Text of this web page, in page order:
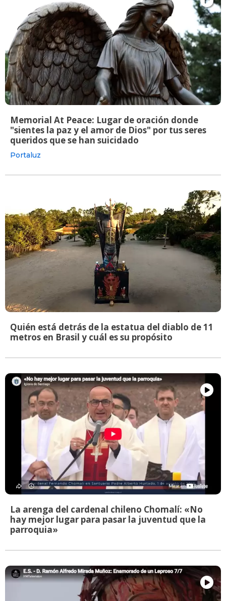
Memorial At Peace: Lugar de oración donde
"sientes la paz y el amor de Dios" por tus seres
queridos que se han suicidado
Portaluz
Quién está detrás de la estatua del diablo de 11
metros en Brasil y cuál es su propósito
La arenga del cardenal chileno Chomalí: «No
hay mejor lugar para pasar la juventud que la
parroquia»